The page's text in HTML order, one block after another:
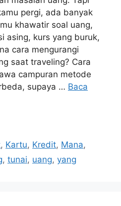
pergi, ada banyak
khawatir soal uang,
asing, kurs yang buruk,
cara mengurangi
saat traveling? Cara
campuran metode
supaya … Baca
, Kartu, Kredit, Mana,
, tunai, uang, yang